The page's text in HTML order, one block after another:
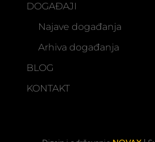
DOGAĐAJI
Najave događanja
Arhiva događanja
BLOG
KONTAKT